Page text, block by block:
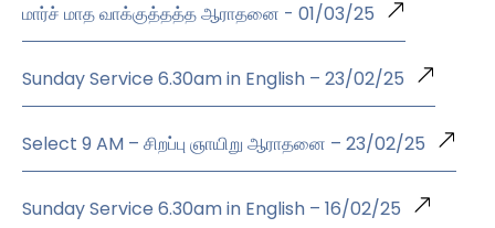
மார்ச் மாத வாக்குத்தத்த ஆராதனை - 01/03/25
Sunday Service 6.30am in English – 23/02/25
Select 9 AM – சிறப்பு ஞாயிறு ஆராதனை – 23/02/25
Sunday Service 6.30am in English – 16/02/25